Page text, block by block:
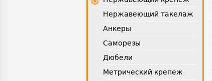
Нержавеющий такелаж
Анкеры
Саморезы
Дюбели
Метрический крепеж